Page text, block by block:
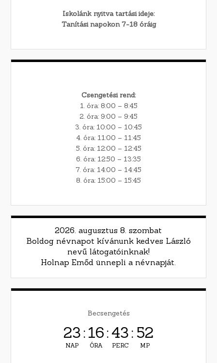
Iskolánk nyitva tartási ideje:
Tanítási napokon 7-18 óráig
Csengetési rend:
1. óra: 8:00 – 8:45
2. óra: 9:00 – 9:45
3. óra: 10:00 – 10:45
4. óra: 11:00 – 11:45
5. óra: 12:00 – 12:45
6. óra: 12:50 – 13:35
7. óra: 14:00 – 14:45
8. óra: 15:00 – 15:45
2026. augusztus 8. szombat
Boldog névnapot kívánunk kedves László
nevű látogatóinknak!
Holnap Emőd ünnepli a névnapját.
Becsengetés
23
NAP
:16
ÓRA
:43
PERC
: 52
MP